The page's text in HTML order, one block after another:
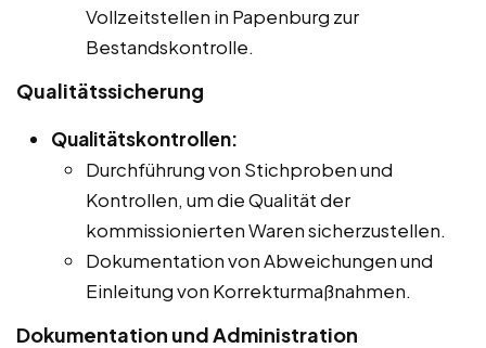
Vollzeitstellen in Papenburg zur
Bestandskontrolle.
Qualitätssicherung
Qualitätskontrollen:
Durchführung von Stichproben und
Kontrollen, um die Qualität der
kommissionierten Waren sicherzustellen.
Dokumentation von Abweichungen und
Einleitung von Korrekturmaßnahmen.
Dokumentation und Administration